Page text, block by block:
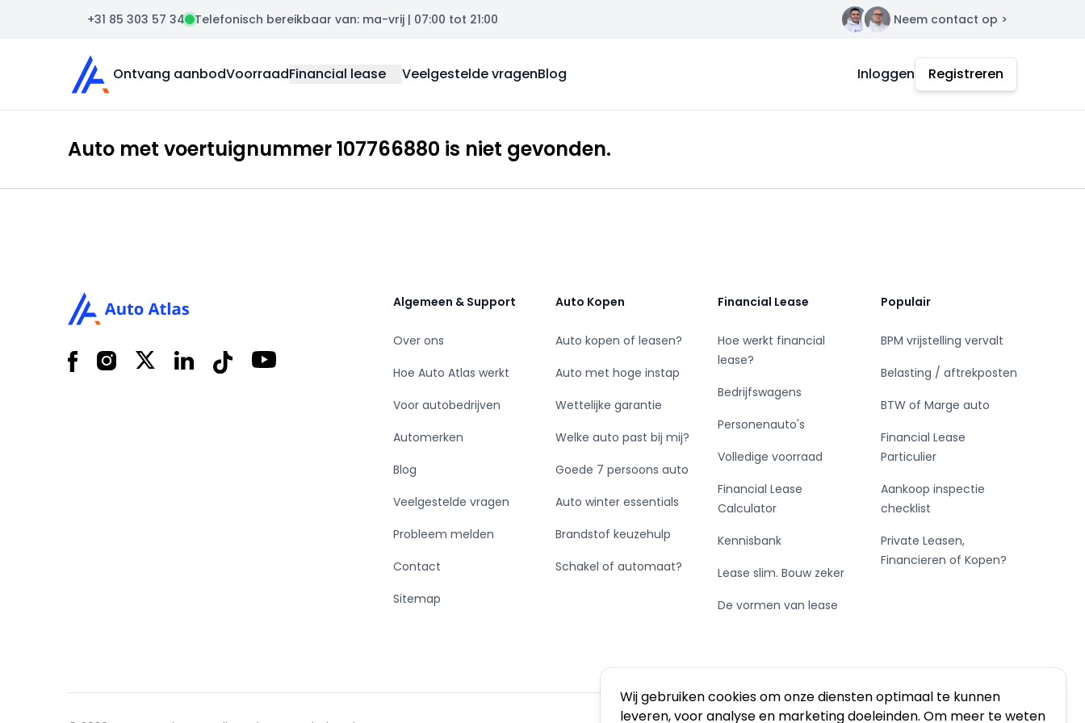
Wij gebruiken cookies om onze diensten optimaal te kunnen
leveren, voor analyse en marketing doeleinden. Om meer te weten
+31 85 303 57 34 Telefonisch bereikbaar van: ma-vrij | 07:00 tot 21:00 Contact Neem contact op >
Auto Atlas
Ontvang aanbodVoorraadFinancial lease Veelgestelde vragenBlog Inloggen Registreren
Auto met voertuignummer 107766880 is niet gevonden.
FacebookInstagram
X LinkedInTiktok YouTube
Algemeen & Support
Over ons
Hoe Auto Atlas werkt
Voor autobedrijven
Automerken
Blog
Veelgestelde vragen
Probleem melden
Contact
Sitemap
Auto Kopen
Auto kopen of leasen?
Auto met hoge instap
Wettelijke garantie
Welke auto past bij mij?
Goede 7 persoons auto
Auto winter essentials
Brandstof keuzehulp
Schakel of automaat?
Financial Lease
Hoe werkt financial
lease?
Bedrijfswagens
Personenauto's
Volledige voorraad
Financial Lease
Calculator
Kennisbank
Lease slim. Bouw zeker
De vormen van lease
Populair
BPM vrijstelling vervalt
Belasting / aftrekposten
BTW of Marge auto
Financial Lease
Particulier
Aankoop inspectie
checklist
Private Leasen,
Financieren of Kopen?